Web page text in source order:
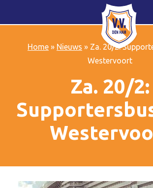
Home» Nieuws » Za. 20/2:
Westervoort
Za. 20/2: